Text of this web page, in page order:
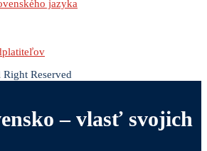
jazyka
Reserved
– vlasť svojich